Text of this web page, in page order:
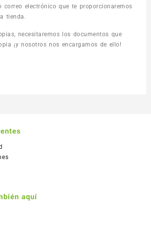
correo electrónico que te proporcionaremos
tienda.
necesitaremos los documentos que
¡y nosotros nos encargamos de ello!
aquí